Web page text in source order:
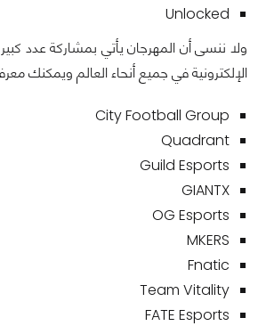
Unlocked
ولا ننسى أن المهرجان يأتي بمشاركة عدد
الإلكترونية في جميع أنحاء العالم ويمكنك
City Football Group
Quadrant
Guild Esports
GIANTX
OG Esports
MKERS
Fnatic
Team Vitality
FATE Esports